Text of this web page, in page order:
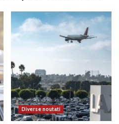
Diverse noutati